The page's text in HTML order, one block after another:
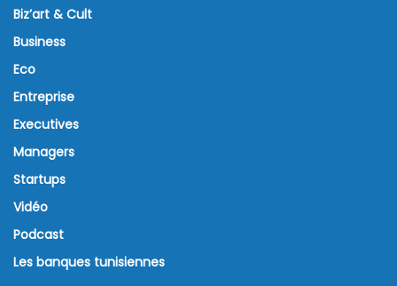
Biz’art & Cult
Business
Eco
Entreprise
Executives
Managers
Startups
Vidéo
Podcast
Les banques tunisiennes